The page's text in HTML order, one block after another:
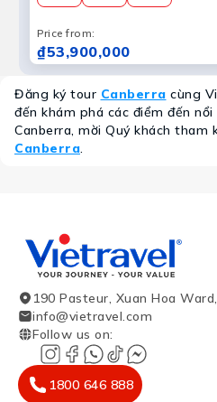
Price from:
₫53,900,000
Đăng ký tour Canberra cùng
đến khám phá các điểm đến
Canberra, mời Quý khách tham
Canberra.
190 Pasteur, Xuan Hoa
info@vietravel.com
Follow us on:
1800 646 888